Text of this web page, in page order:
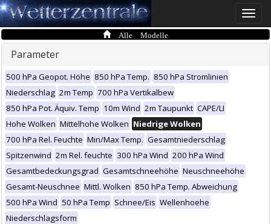
Toggle
Alle Modelle
Parameter
500 hPa Geopot. Höhe 850 hPa Temp. 850 hPa Stromlinien
Niederschlag 2m Temp 700 hPa Vertikalbew
850 hPa Pot. Äquiv. Temp 10m Wind 2m Taupunkt CAPE/LI
Hohe Wolken Mittelhohe Wolken Niedrige Wolken
700 hPa Rel. Feuchte Min/Max Temp. Gesamtniederschlag
Spitzenwind 2m Rel. feuchte 300 hPa Wind 200 hPa Wind
Gesamtbedeckungsgrad Gesamtschneehöhe Neuschneehöhe
Gesamt-Neuschnee Mittl. Wolken 850 hPa Temp. Abweichung
500 hPa Wind 50 hPa Temp Schnee/Eis Wellenhoehe
Niederschlagsform